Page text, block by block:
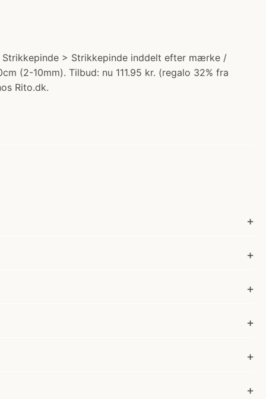
Strikkepinde > Strikkepinde inddelt efter mærke /
(2-10mm). Tilbud: nu 111.95 kr. (regalo 32% fra
Rito.dk.